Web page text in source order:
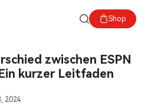
Shop
zwischen ESPN
kurzer Leitfaden
2024